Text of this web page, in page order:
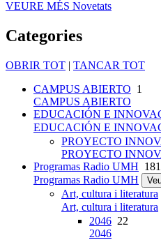
VEURE MÉS Novetats
Categories
OBRIR TOT | TANCAR TOT
CAMPUS ABIERTO 1
CAMPUS ABIERTO
EDUCACIÓN E
EDUCACIÓN E
PROYECTO
PROYECTO
Programas Radio UMH
Programas Radio UMH
Art, cultura i literatura
Art, cultura i literatura
2046 22
2046